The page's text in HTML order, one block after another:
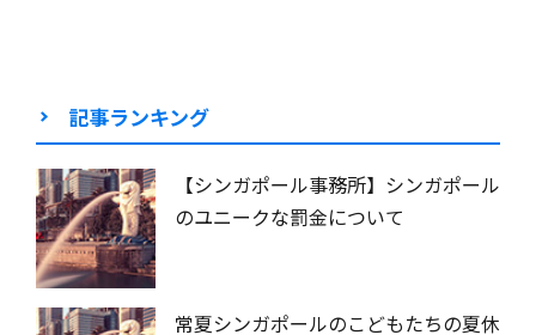
記事ランキング
【シンガポール事務所】シンガポール
のユニークな罰金について
常夏シンガポールのこどもたちの夏休